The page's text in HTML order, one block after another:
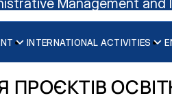
INTERNATIONAL ACTIVITIES